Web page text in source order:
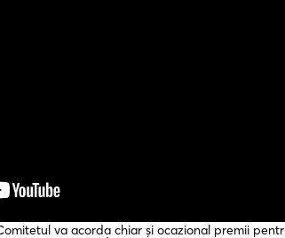
va acorda chiar și ocazional premii